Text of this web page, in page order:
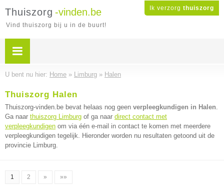
Ik verzorg thuiszorg
Thuiszorg -vinden.be
Vind thuiszorg bij u in de buurt!
U bent nu hier: Home » Limburg » Halen
Thuiszorg Halen
Thuiszorg-vinden.be bevat helaas nog geen verpleegkundigen in Halen.
Ga naar thuiszorg Limburg of ga naar direct contact met
verpleegkundigen om via één e-mail in contact te komen met meerdere
verpleegkundigen tegelijk. Hieronder worden nu resultaten getoond uit de
provincie Limburg.
1 2 » »»